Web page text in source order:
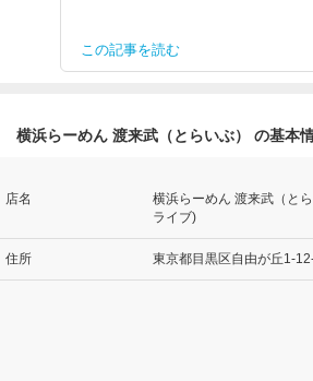
この記事を読む
横浜らーめん 渡来武（とらいぶ） の基本
店名
横浜らーめん 渡来武（と
ライブ)
住所 東京都目黒区自由が丘1-